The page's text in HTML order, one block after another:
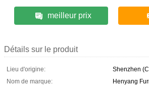
meilleur prix
Détails sur le produit
Lieu d'origine:
Shenzhen
Nom de marque:
Henyang